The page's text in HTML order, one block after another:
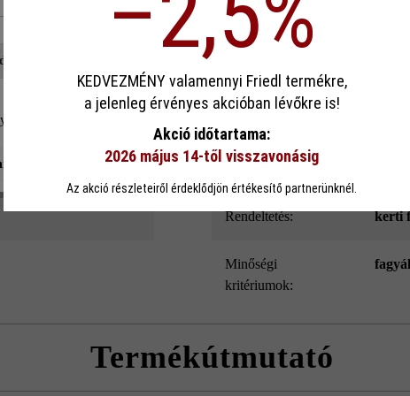
köszönhető. Emellett a Modulus Pur kerítés- és falazókő speciális
és belső oldala.
Felületkialakítás:
Rendeltetés: kerti
Minőségi
kritériumok:
Termékútmutató
cookie-kat használ, hogy a lehető legjobb funkcionalitást kínálja Önnek...
beállítások Csak funkcionális cookie elfogadása Minden cookie
KEDVEZMÉNY valamennyi Friedl termékre,
a jelenleg érvényes akcióban lévőkre is!
Akció időtartama:
2026 május 14-től visszavonásig
Az akció részleteiről érdeklődjön értékesítő partnerünknél.